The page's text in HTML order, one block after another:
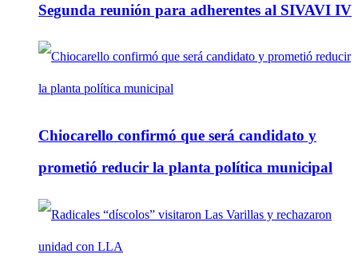
Segunda reunión para adherentes al SIVAVI IV
Chiocarello confirmó que será candidato y
prometió reducir la planta política municipal